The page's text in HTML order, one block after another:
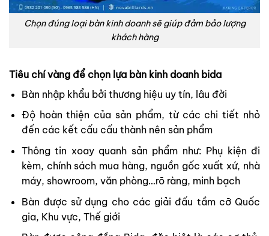
Chọn đúng loại bàn kinh doanh sẽ giúp đảm bảo lượng
khách hàng
Tiêu chí vàng để chọn lựa bàn kinh doanh bida
Bàn nhập khẩu bởi thương hiệu uy tín, lâu đời
Độ hoàn thiện của sản phẩm, từ các chi tiết nhỏ
đến các kết cấu cấu thành nên sản phẩm
Thông tin xoay quanh sản phẩm như: Phụ kiện đi
kèm, chính sách mua hàng, nguồn gốc xuất xứ, nhà
máy, showroom, văn phòng…rõ ràng, minh bạch
Bàn được sử dụng cho các giải đấu tầm cỡ Quốc
gia, Khu vực, Thế giới